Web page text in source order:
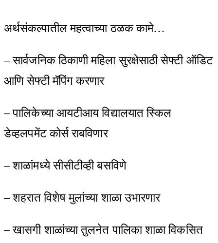
अर्थसंकल्पातील महत्वाच्या ठळक कामे…
– सार्वजनिक ठिकाणी महिला सुरक्षेसाठी सेफ्टी ऑडिट
आणि सेफ्टी मॅपिंग करणार
– पालिकेच्या आयटीआय विद्यालयात स्किल
डेव्हलपमेंट कोर्स राबविणार
– शाळांमध्ये सीसीटीव्ही बसविणे
– शहरात विशेष मुलांच्या शाळा उभारणार
– खासगी शाळांच्या तुलनेत पालिका शाळा विकसित